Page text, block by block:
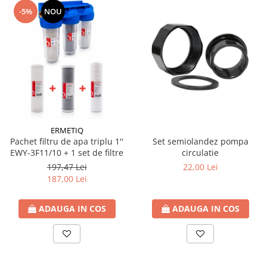
sferic
Sisteme de canalizare si ape
Sistem canalizare exterioara
Sistem canalizare interioara
DEDURIZARE
Statii de dedurizare
Accesorii statii dedurizare
Fitinguri din alama
Conectori - Elemente de fixare lemn
Element fixare in fundatie
Suport fixare
Placi conectare
Placa perforata
Coltar plat fereastra
-5% NOU
ERMETIQ
Pachet filtru de apa triplu 1''
EWY-3F11/10 + 1 set de filtre
197,47 Lei
187,00 Lei
ADAUGA IN COS
Set semiolandez pompa
circulatie
22,00 Lei
ADAUGA IN COS